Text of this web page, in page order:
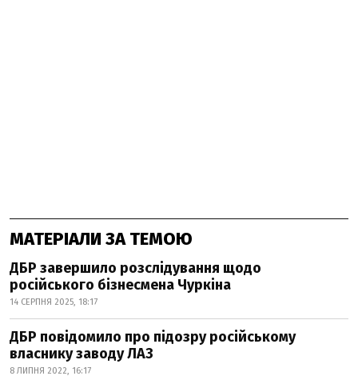
МАТЕРІАЛИ ЗА ТЕМОЮ
ДБР завершило розслідування щодо
російського бізнесмена Чуркіна
14 СЕРПНЯ 2025, 18:17
ДБР повідомило про підозру російському
власнику заводу ЛАЗ
8 ЛИПНЯ 2022, 16:17